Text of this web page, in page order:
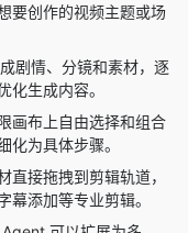
要创作的视频主题或场
剧情、分镜和素材，逐
化生成内容。
画布上自由选择和组合
化为具体步骤。
直接拖拽到剪辑轨道，
添加等专业剪辑。